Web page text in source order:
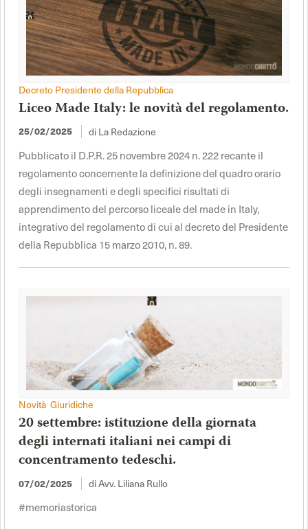
Decreto Presidente della Repubblica
Liceo Made Italy: le novità del regolamento.
25/02/2025 di La Redazione
Pubblicato il D.P.R. 25 novembre 2024 n. 222 recante il
regolamento concernente la definizione del quadro orario
degli insegnamenti e degli specifici risultati di
apprendimento del percorso liceale del made in Italy,
integrativo del regolamento di cui al decreto del Presidente
della Repubblica 15 marzo 2010, n. 89.
Novità Giuridiche
20 settembre: istituzione della giornata
degli internati italiani nei campi di
concentramento tedeschi.
07/02/2025 di Avv. Liliana Rullo
#memoriastorica